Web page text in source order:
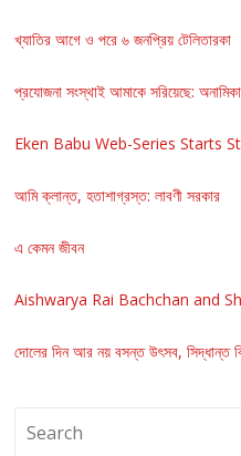
খ্যাতির আগে ও পরে ৬ জনপ্রিয় টেলিতারকা
প্রযোজনা সংস্থাই আমাকে সরিয়েছে: অনামিকা
Eken Babu Web-Series Starts
আমি ক্লান্ত, হতাশাগ্রস্ত: লাবণী সরকার
এ কেমন জীবন
Aishwarya Rai Bachchan and
দোলের দিন আর নয় বসন্ত উৎসব, সিদ্ধান্ত